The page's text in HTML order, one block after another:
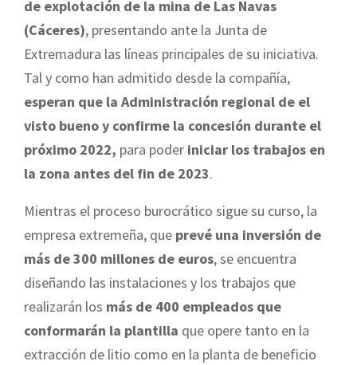
de explotación de la mina de Las Navas
(Cáceres), presentando ante la Junta de
Extremadura las líneas principales de su iniciativa.
Tal y como han admitido desde la compañía,
esperan que la Administración regional de el
visto bueno y confirme la concesión durante el
próximo 2022, para poder iniciar los trabajos en
la zona antes del fin de 2023.
Mientras el proceso burocrático sigue su curso, la
empresa extremeña, que prevé una inversión de
más de 300 millones de euros, se encuentra
diseñando las instalaciones y los trabajos que
realizarán los más de 400 empleados que
conformarán la plantilla que opere tanto en la
extracción de litio como en la planta de beneficio